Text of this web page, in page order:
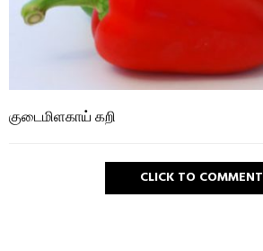
குடைமிளகாய் கறி
CLICK TO COMMENT